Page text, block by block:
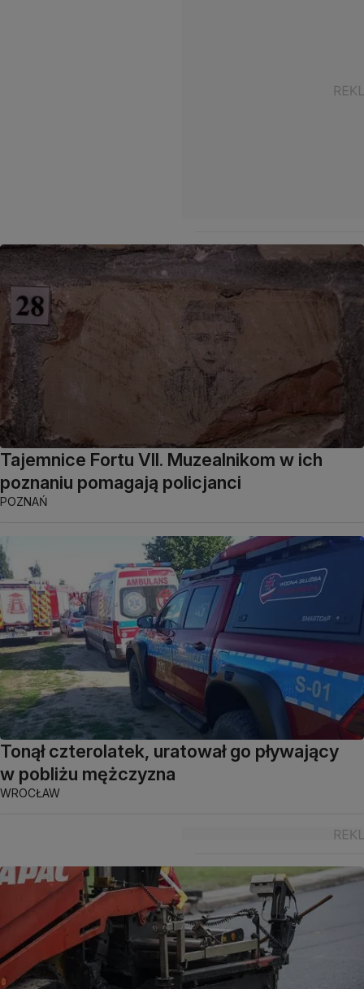
Tajemnice Fortu VII. Muzealnikom w ich
poznaniu pomagają policjanci
POZNAŃ
Tonął czterolatek, uratował go pływający
w pobliżu mężczyzna
WROCŁAW